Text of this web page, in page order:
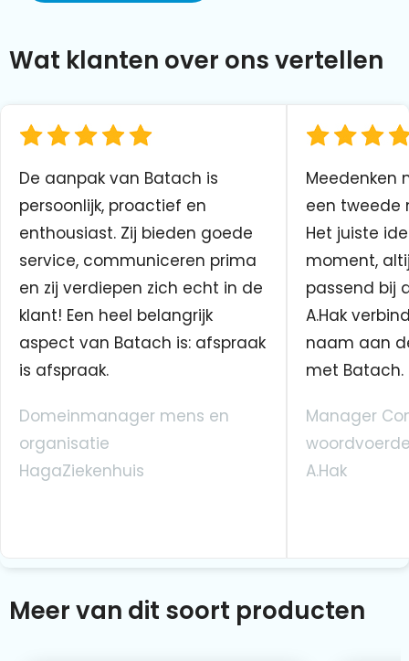
Wat klanten over ons vertellen
De aanpak van Batach is
persoonlijk, proactief en
enthousiast. Zij bieden goede
service, communiceren prima
en zij verdiepen zich echt in de
klant! Een heel belangrijk
aspect van Batach is: afspraak
is afspraak.
Domeinmanager mens en
organisatie
HagaZiekenhuis
Meedenken
een tweede
Het juiste
moment,
passend bij
A.Hak
naam aan
met Batach.
Manager
A.Hak
Meer van dit soort producten